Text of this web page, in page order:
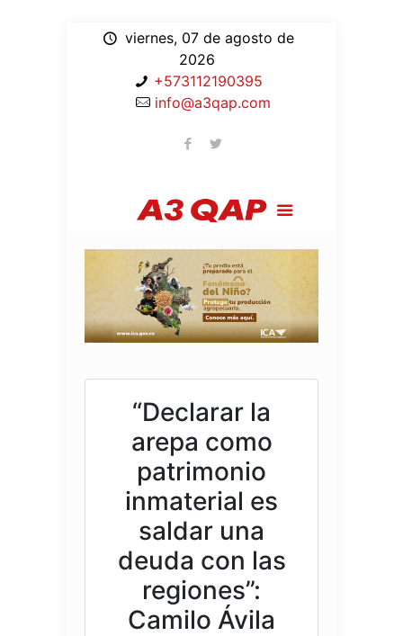
viernes, 07 de agosto de
2026
+573112190395
info@a3qap.com
“Declarar la
arepa como
patrimonio
inmaterial es
saldar una
deuda con las
regiones”:
Camilo Ávila